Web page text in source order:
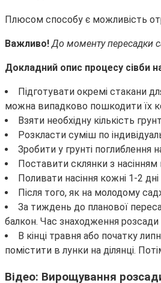
Плюсом способу є можливість
Важливо! До моменту пересадки
Докладний опис процесу сівби
Підготувати окремі стакани
можна випадково пошкодити їх
Взяти необхідну кількість
Розкласти суміш по
Зробити у грунті поглиблення
Поставити склянки з насінням
Поливати насіння кожні 1-2
Після того, як на молодому
За тиждень до планової
балкон. Час знаходження
В кінці травня або початку
помістити в лунки на ділянці.
Відео: Вирощування розсади